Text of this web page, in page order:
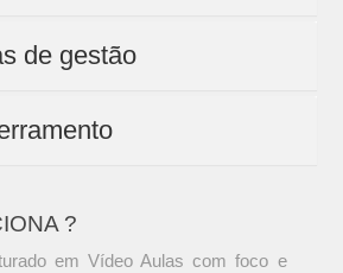
de gestão
?
em Vídeo Aulas com foco e